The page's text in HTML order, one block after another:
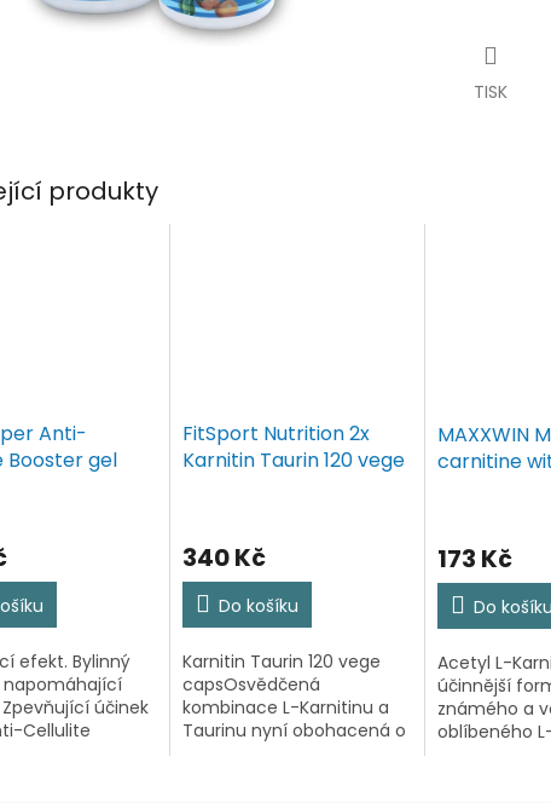
TISK
produkty
Anti-
Booster gel
efekt. Bylinný
napomáhající
účinek
Cellulite
FitSport Nutrition 2x
Karnitin Taurin 120 vege
produktu
je
5,0
z
5
hvězdiček.
340 Kč
Do košíku
Karnitin Taurin 120 vege
capsOsvědčená
kombinace L-Karnitinu a
Taurinu nyní obohacená o
MAXXWIN
carnitine
173 Kč
Do košíku
Acetyl L-
účinnější
známého a
oblíbeného